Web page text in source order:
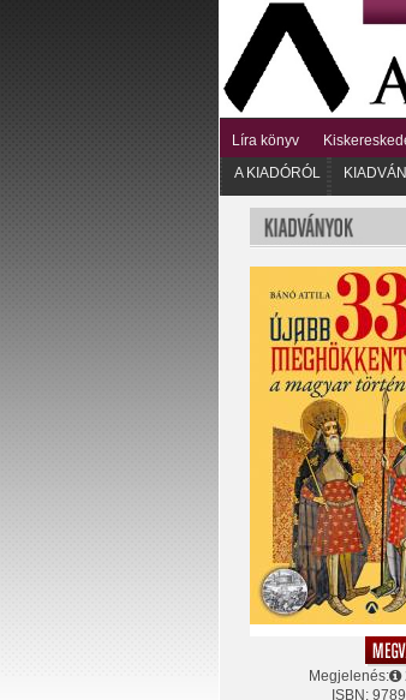
Líra könyv
A KIADÓRÓL
Megjelenés:
ISBN: